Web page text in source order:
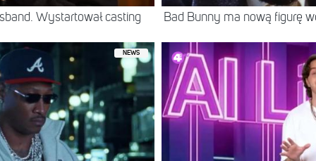
Wystartował casting Bad Bunny ma nową figurę
NEWS